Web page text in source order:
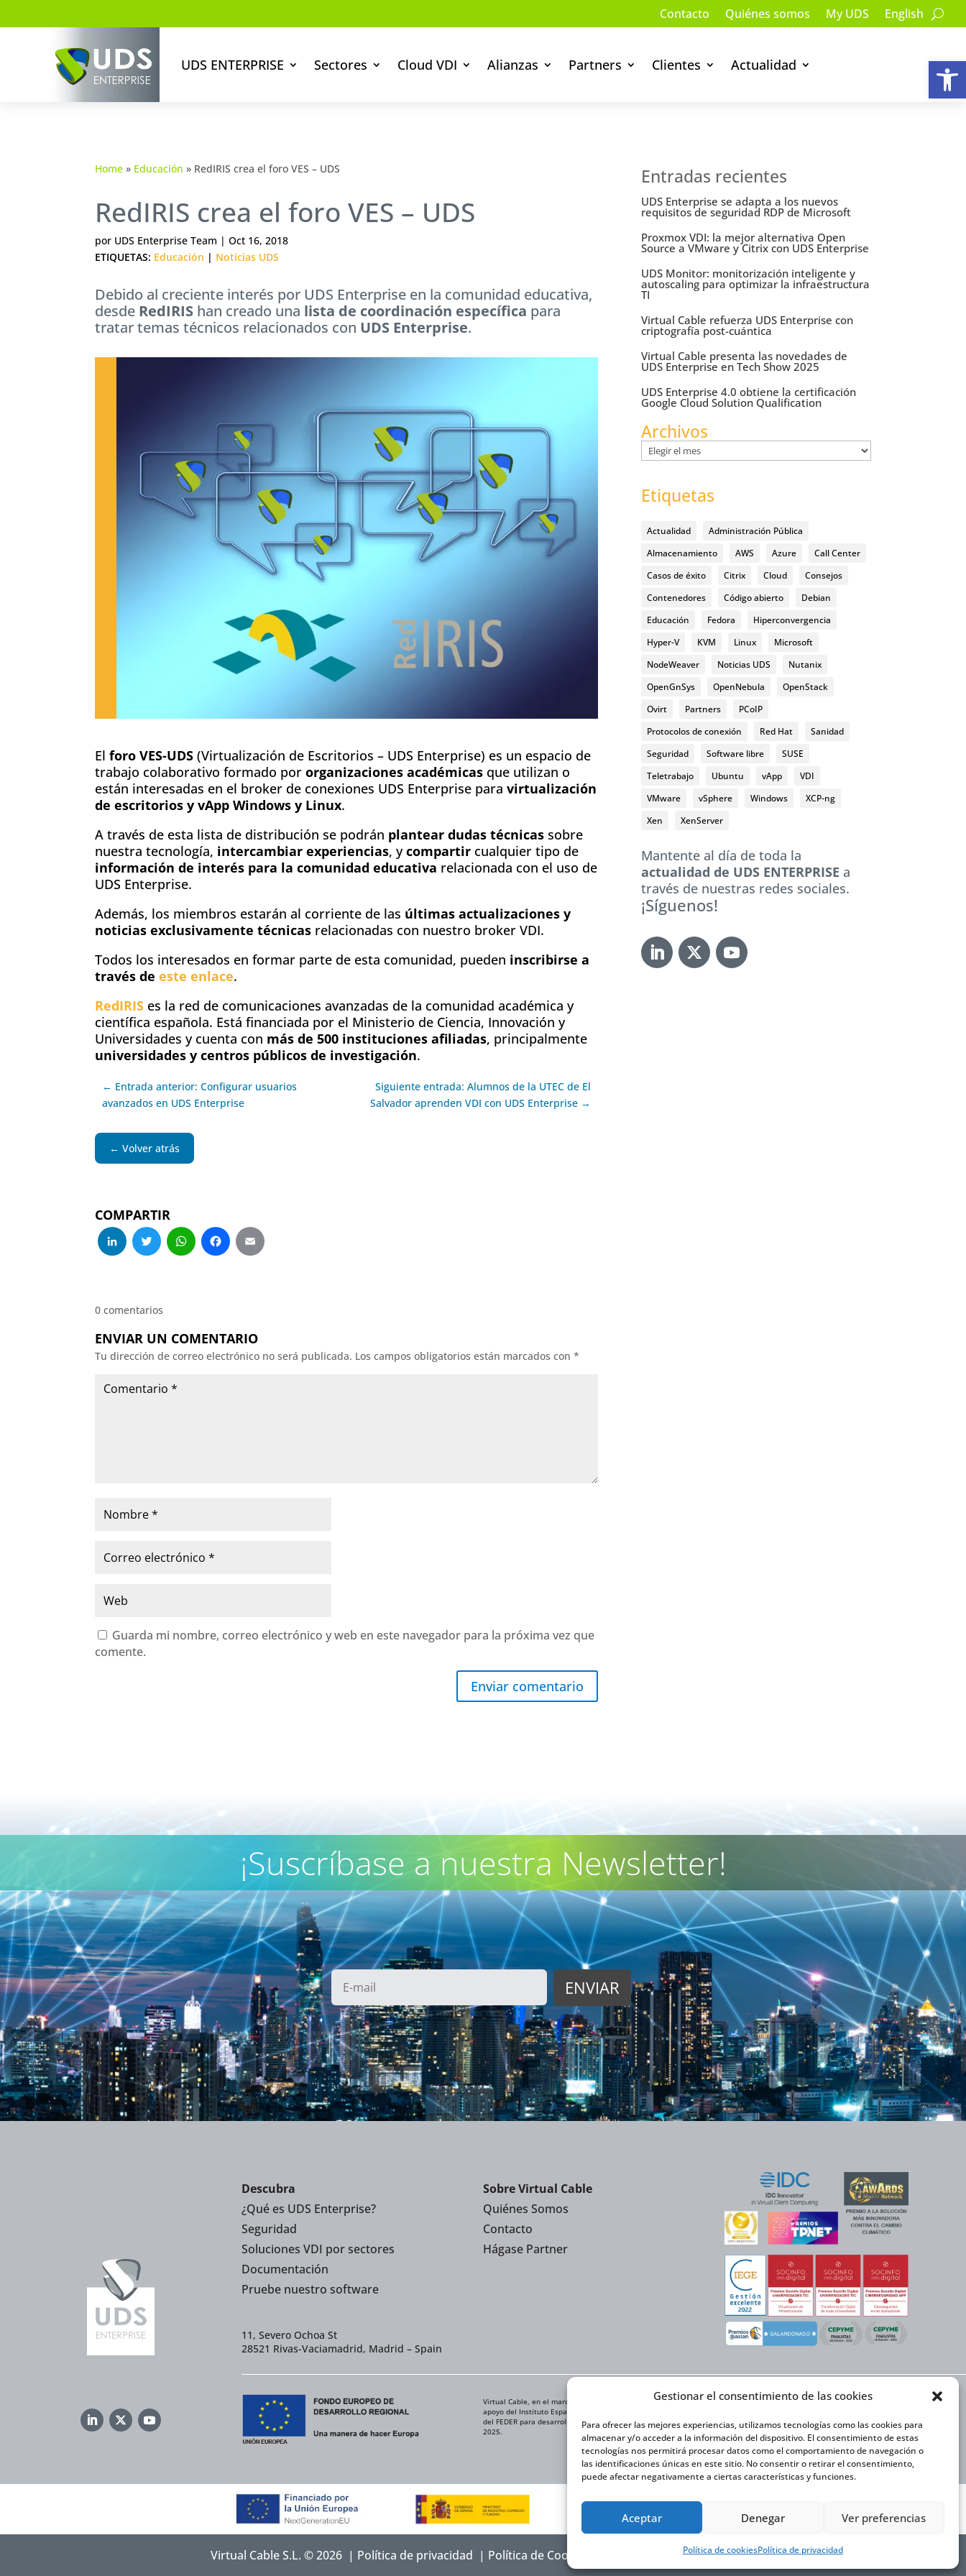
Gestionar el consentimiento de las cookies
Para ofrecer las mejores experiencias, utilizamos tecnologías como las cookies para
almacenar y/o acceder a la información del dispositivo. El consentimiento de estas
tecnologías nos permitirá procesar datos como el comportamiento de navegación o
las identificaciones únicas en este sitio. No consentir o retirar el consentimiento,
puede afectar negativamente a ciertas características y funciones.
Aceptar Denegar Ver preferencias
Política de cookiesPolítica de privacidad
Contacto Quiénes somos My UDS English
UDS ENTERPRISE Sectores Cloud VDI Alianzas Partners Clientes Actualidad
Home » Educación » RedIRIS crea el foro VES – UDS
RedIRIS crea el foro VES – UDS
por UDS Enterprise Team | Oct 16, 2018
ETIQUETAS: Educación | Noticias UDS
Debido al creciente interés por UDS Enterprise en la comunidad educativa,
desde RedIRIS han creado una lista de coordinación específica para
tratar temas técnicos relacionados con UDS Enterprise.
El foro VES-UDS (Virtualización de Escritorios – UDS Enterprise) es un espacio de
trabajo colaborativo formado por organizaciones académicas que utilizan o
están interesadas en el broker de conexiones UDS Enterprise para virtualización
de escritorios y vApp Windows y Linux.
A través de esta lista de distribución se podrán plantear dudas técnicas sobre
nuestra tecnología, intercambiar experiencias, ycompartir cualquier tipo de
información de interés para la comunidad educativa relacionada con el uso de
UDS Enterprise.
Además, los miembros estarán al corriente de las últimas actualizaciones y
noticias exclusivamente técnicas relacionadas con nuestro broker VDI.
Todos los interesados en formar parte de esta comunidad, pueden inscribirse a
través de este enlace.
RedIRIS es la red de comunicaciones avanzadas de la comunidad académica y
científica española. Está financiada por el Ministerio de Ciencia, Innovación y
Universidades y cuenta con más de 500 instituciones afiliadas, principalmente
universidades y centros públicos de investigación.
← Entrada anterior: Configurar usuarios
avanzados en UDS Enterprise
Siguiente entrada: Alumnos de la UTEC de El
Salvador aprenden VDI con UDS Enterprise →
← Volver atrás
COMPARTIR
LinkedIn
Twitter
WhatsApp
Facebook
0 comentarios
ENVIAR UN COMENTARIO
Tu dirección de correo electrónico no será publicada. Los campos obligatorios están marcados con *
Guarda mi nombre, correo electrónico y web en este navegador para la próxima vez que
comente.
Enviar comentario
Entradas recientes
UDS Enterprise se adapta a los nuevos
requisitos de seguridad RDP de Microsoft
Proxmox VDI: la mejor alternativa Open
Source a VMware y Citrix con UDS Enterprise
UDS Monitor: monitorización inteligente y
autoscaling para optimizar la infraestructura
TI
Virtual Cable refuerza UDS Enterprise con
criptografía post-cuántica
Virtual Cable presenta las novedades de
UDS Enterprise en Tech Show 2025
UDS Enterprise 4.0 obtiene la certificación
Google Cloud Solution Qualification
Archivos
Archivos
Etiquetas
Actualidad
Administración Pública
Almacenamiento
AWS Azure
Call Center
Casos de éxito
Citrix Cloud
Consejos
Contenedores
Código abierto
Debian
Educación
Fedora
Hiperconvergencia
Hyper-V
KVM Linux
Microsoft
NodeWeaver
Noticias UDS
Nutanix
OpenGnSys
OpenNebula
OpenStack
Ovirt
Partners
PCoIP
Protocolos de conexión
Red Hat
Sanidad
Seguridad
Software libre
SUSE
Teletrabajo
Ubuntu vApp
VDI
VMware
vSphere Windows
XCP-ng
Xen
XenServer
Mantente al día de toda la
actualidad de UDS ENTERPRISE a
través de nuestras redes sociales.
¡Síguenos!
¡Suscríbase a nuestra Newsletter!
Descubra
¿Qué es UDS Enterprise?
Seguridad
Soluciones VDI por sectores
Documentación
Pruebe nuestro software
11, Severo Ochoa St
28521 Rivas-Vaciamadrid, Madrid – Spain
Sobre Virtual Cable
Quiénes Somos
Contacto
Hágase Partner
Virtual Cable, en el marco de la iniciativa ICEX NEXT cuenta con el
apoyo del Instituto Español de Comercio Exterior y la cofinanciación
del FEDER para desarrollar su Plan de Expansión Internacional 2020-
2025.
Virtual Cable S.L. © 2026 | Política de privacidad | Política de Cookies Declaración de accesibilidad